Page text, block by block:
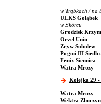
w Trąbkach / na
ULKS Gołąbek
w Skórcu
Grodzisk
Orzeł Unin
Zryw Sobolew
Pogoń III
Fenix Siennica
Watra Mrozy
Kolejka 29 -
Watra Mrozy
Wektra Zbuczyn